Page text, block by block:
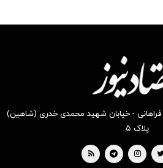
فراهانی - خیابان شهید محمدی خدری (شاهین)
پلاک ۵